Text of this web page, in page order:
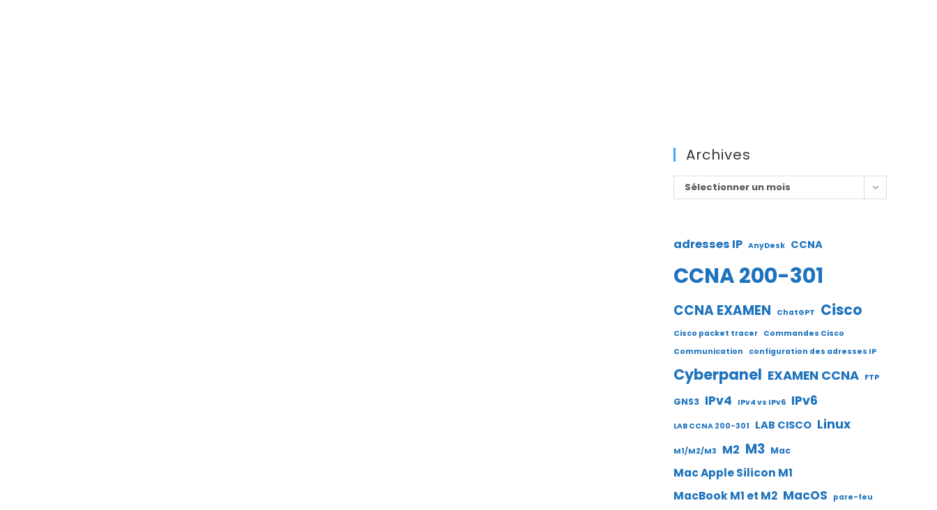
Archives
Archives
Sélectionner un mois
adresses IP AnyDesk CCNA
CCNA 200-301
CCNA EXAMEN ChatGPT Cisco
Cisco packet tracer Commandes Cisco
Communication
configuration des adresses IP
Cyberpanel EXAMEN CCNA FTP
GNS3 IPv4 IPv4 vs IPv6 IPv6
LAB CCNA 200-301 LAB CISCO Linux
M1/M2/M3 M2 M3 Mac
Mac Apple Silicon M1
MacBook M1 et M2 MacOS pare-feu